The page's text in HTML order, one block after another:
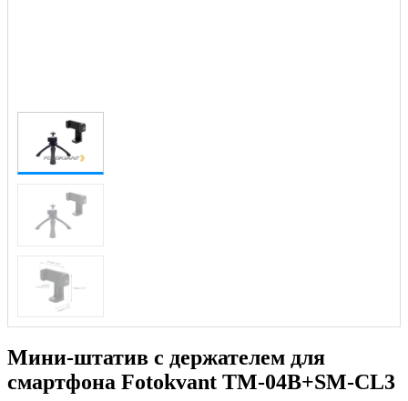
Мини-штатив с держателем для
смартфона Fotokvant TM-04B+SM-CL3